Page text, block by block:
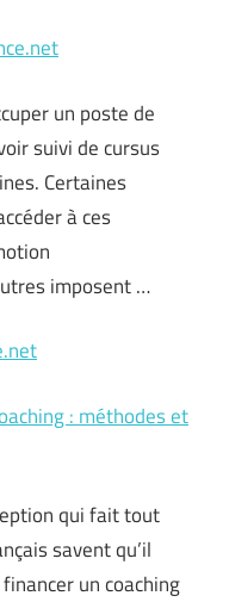
un poste de
suivi de cursus
Certaines
à ces
imposent …
: méthodes et
qui fait tout
savent qu’il
un coaching